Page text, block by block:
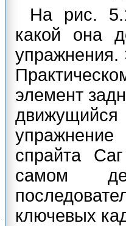
На рис.
какой она
упражнения.
элемент
спрайта
самом
ключевых